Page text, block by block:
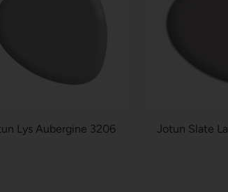
Lys Aubergine 3206 Jotun Slate